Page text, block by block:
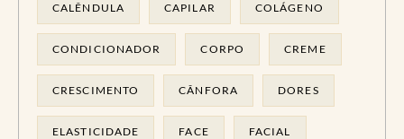
CALÊNDULA CAPILAR COLÁGENO
CONDICIONADOR CORPO CREME
CRESCIMENTO CÂNFORA DORES
ELASTICIDADE FACE FACIAL